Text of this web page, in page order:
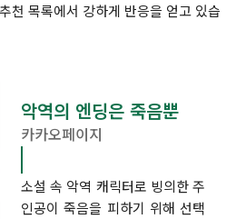
천 목록에서 강하게 반응을 얻고 있습
악역의 엔딩은 죽음뿐
카카오페이지
소설 속 악역 캐릭터로 빙의한 주
인공이 죽음을 피하기 위해 선택